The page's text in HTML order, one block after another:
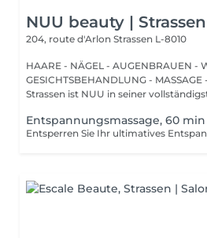
NUU beauty | Strassen
204, route d'Arlon Strassen L-8010
HAARE - NÄGEL - AUGENBRAUEN -
GESICHTSBEHANDLUNG -
Strassen ist NUU in seiner
Entspannungsmassage, 60 min